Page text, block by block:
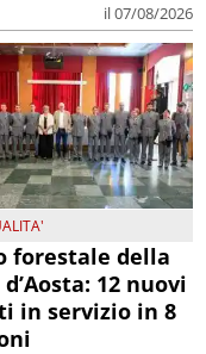
il 07/08/2026
forestale della
12 nuovi
in servizio in 8